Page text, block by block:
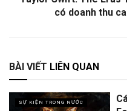
có doanh thu
BÀI VIẾT LIÊN QUAN
SỰ KIỆN TRONG NƯỚC